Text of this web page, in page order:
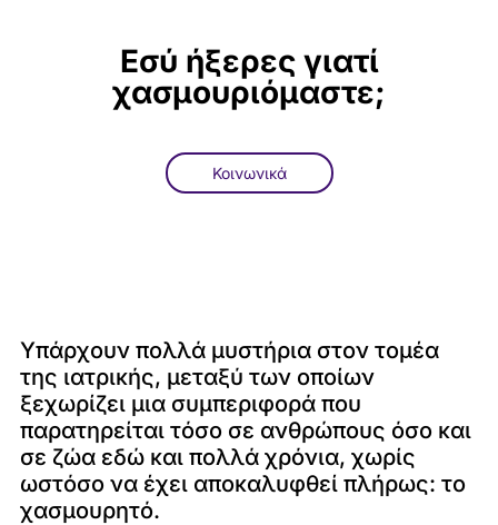
Εσύ ήξερες γιατί
χασμουριόμαστε;
Κοινωνικά
Υπάρχουν πολλά μυστήρια στον τομέα
της ιατρικής, μεταξύ των οποίων
ξεχωρίζει μια συμπεριφορά που
παρατηρείται τόσο σε ανθρώπους όσο και
σε ζώα εδώ και πολλά χρόνια, χωρίς
ωστόσο να έχει αποκαλυφθεί πλήρως: το
χασμουρητό.